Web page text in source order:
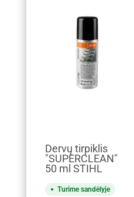
Dervų tirpiklis
"SUPERCLEAN"
50 ml STIHL
Turime sandėlyje